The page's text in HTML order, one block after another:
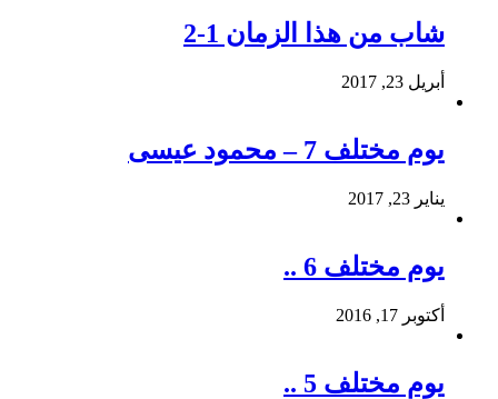
شاب من هذا الزمان 1-2
أبريل 23, 2017
يوم مختلف 7 – محمود عيسى
يناير 23, 2017
يوم مختلف 6 ..
أكتوبر 17, 2016
يوم مختلف 5 ..